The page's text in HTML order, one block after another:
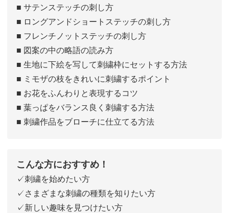
■ サテンステッチの刺し方
■ ロングアンドショートステッチの刺し方
■ フレンチノットステッチの刺し方
■ 図案の中の略語の読み方
■ 生地に下絵を写して刺繍枠にセットする方法
■ ミモザの枝をきれいに刺繍するポイント
■ お花をふんわりと表現するコツ
■ 葉っぱをバランス良く刺繍する方法
■ 刺繍作品をブローチに仕立てる方法
こんな方におすすめ！
✓刺繍を始めたい方
✓さまざまな刺繍の種類を知りたい方
✓新しい趣味を見つけたい方